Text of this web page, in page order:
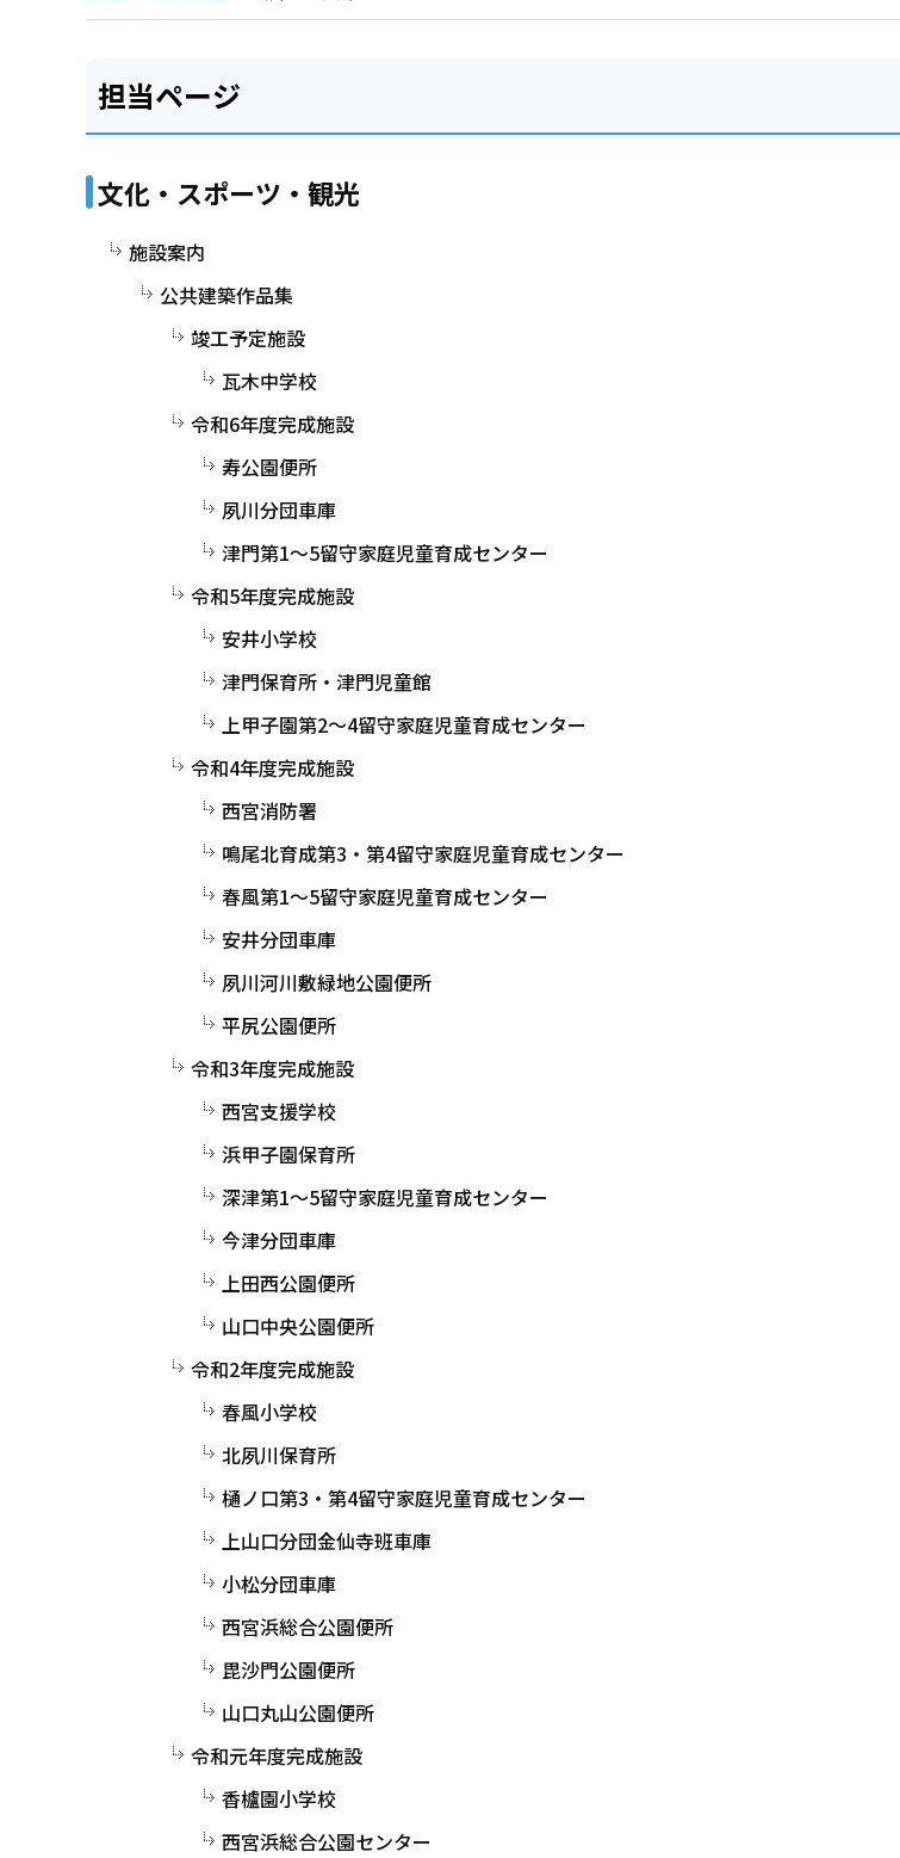
担当ページ
文化・スポーツ・観光
施設案内
公共建築作品集
竣工予定施設
瓦木中学校
令和6年度完成施設
寿公園便所
夙川分団車庫
津門第1～5留守家庭児童育成センター
令和5年度完成施設
安井小学校
津門保育所・津門児童館
上甲子園第2～4留守家庭児童育成センター
令和4年度完成施設
西宮消防署
鳴尾北育成第3・第4留守家庭児童育成センター
春風第1～5留守家庭児童育成センター
安井分団車庫
夙川河川敷緑地公園便所
平尻公園便所
令和3年度完成施設
西宮支援学校
浜甲子園保育所
深津第1～5留守家庭児童育成センター
今津分団車庫
上田西公園便所
山口中央公園便所
令和2年度完成施設
春風小学校
北夙川保育所
樋ノ口第3・第4留守家庭児童育成センター
上山口分団金仙寺班車庫
小松分団車庫
西宮浜総合公園便所
毘沙門公園便所
山口丸山公園便所
令和元年度完成施設
香櫨園小学校
西宮浜総合公園センター